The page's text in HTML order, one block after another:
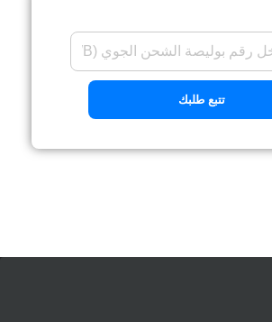
تتبع طلبك